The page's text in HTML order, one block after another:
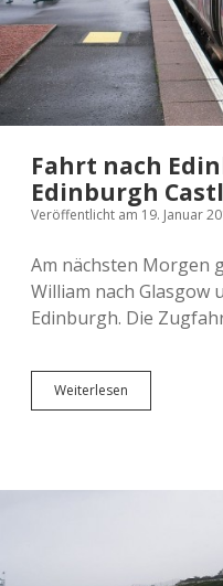
Fahrt nach
Edinburgh
Veröffentlicht am 19. Januar
Am nächsten Morgen
William nach Glasgow
Edinburgh. Die
Weiterlesen
nach
Castle